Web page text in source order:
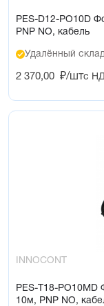
PES-D12-PO10D
PNP NO, кабель
Удалённый
2 370,00 ₽/штс
INNOCONT
PES-T18-PO10MD
10м, PNP NO,